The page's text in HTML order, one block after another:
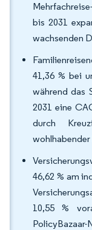
bis 2031
wachsenden
41,36 % bei
während das
2031 eine
durch
wohlhabender
46,62 % am
10,55 %